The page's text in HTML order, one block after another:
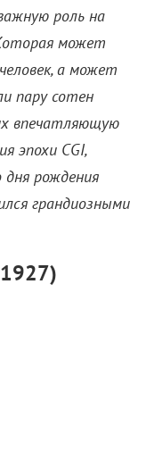
роль на
может
а может
пару сотен
впечатляющую
эпохи CGI,
рождения
грандиозными